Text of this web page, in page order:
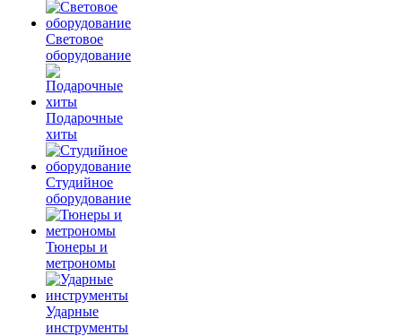
Световое
оборудование
Подарочные
хиты
Студийное
оборудование
Тюнеры и
метрономы
Ударные
инструменты